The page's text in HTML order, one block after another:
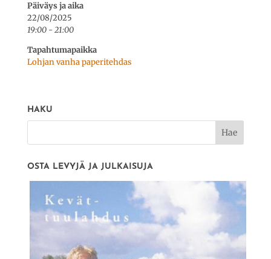
Päiväys ja aika
22/08/2025
19:00 - 21:00
Tapahtumapaikka
Lohjan vanha paperitehdas
HAKU
OSTA LEVYJÄ JA JULKAISUJA